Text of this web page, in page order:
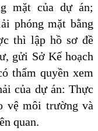
mặt của dự án;
phóng mặt bằng
thì lập hồ sơ đề
gửi Sở Kế hoạch
thẩm quyền xem
của dự án: Thực
vệ môi trường và
quan.